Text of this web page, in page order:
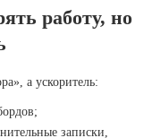
работу, но
а ускоритель:
записки,